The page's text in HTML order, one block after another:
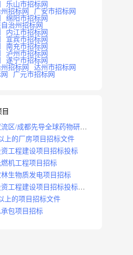
乐山市招标网
招标网
广安市招标网
绵阳市招标网
治州招标网
内江市招标网
宜宾市招标网
南充市招标网
泸州市招标网
遂宁市招标网
招标网
达州市招标网
广元市招标网
区/成都先导全球药物研发
)(dj)项目招标标段
上的厂房项目招标文件
工程建设项目招标投标
机工程项目招标
生物质发电项目招标
工程建设项目招标投标
上的项目招标文件
包项目招标